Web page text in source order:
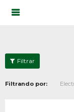

Filtrando por: